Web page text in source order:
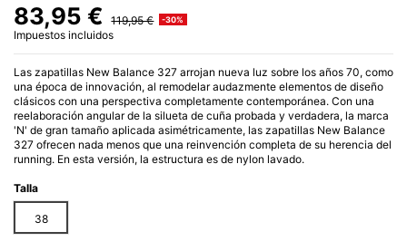
83,95 € 119,95 € -30%
Impuestos incluidos
Las zapatillas New Balance 327 arrojan nueva luz sobre los años 70, como
una época de innovación, al remodelar audazmente elementos de diseño
clásicos con una perspectiva completamente contemporánea. Con una
reelaboración angular de la silueta de cuña probada y verdadera, la marca
'N' de gran tamaño aplicada asimétricamente, las zapatillas New Balance
327 ofrecen nada menos que una reinvención completa de su herencia del
running. En esta versión, la estructura es de nylon lavado.
Talla
38